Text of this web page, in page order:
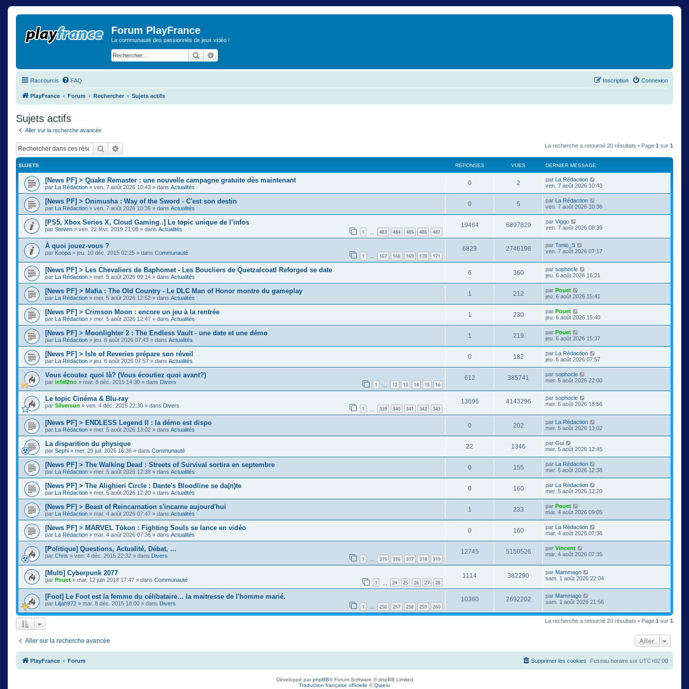
Forum PlayFrance
La communauté des passionnés de jeux vidéo !
Rechercher
Raccourcis FAQ Connexion
Inscription
PlayFrance Forum Rechercher Sujets actifs
Sujets actifs
Aller sur la recherche avancée
Rechercher La recherche a retourné 20 résultats • Page 1 sur 1
SUJETS RÉPONSES VUES DERNIER MESSAGE
[News PF] > Quake Remaster : une nouvelle campagne gratuite dès maintenant
par La Rédaction » ven. 7 août 2026 10:43 » dans Actualités
0 2 par La Rédaction
ven. 7 août 2026 10:43
[News PF] > Onimusha : Way of the Sword - C'est son destin
par La Rédaction » ven. 7 août 2026 10:36 » dans Actualités
0 5 par La Rédaction
ven. 7 août 2026 10:36
[PS5, Xbox Series X, Cloud Gaming..] Le topic unique de l’infos
par Steven » ven. 22 févr. 2019 21:08 » dans Actualités 1 483 484 485 486 487
19464 6897829 par Viggo
ven. 7 août 2026 08:39
À quoi jouez-vous ?
par Koopa » jeu. 10 déc. 2015 02:25 » dans Communauté 1 … 167 168 169 170 171
6829 2746198 par Tonio_S
ven. 7 août 2026 07:17
[News PF] > Les Chevaliers de Baphomet - Les Boucliers de Quetzalcoatl Reforged se date
par La Rédaction » mer. 5 août 2026 09:14 » dans Actualités
6 360 par sophocle
jeu. 6 août 2026 16:21
[News PF] > Mafia : The Old Country - Le DLC Man of Honor montre du gameplay
par La Rédaction » mer. 5 août 2026 12:52 » dans Actualités
1 212 par Pouet
jeu. 6 août 2026 15:41
[News PF] > Crimson Moon : encore un jeu à la rentrée
par La Rédaction » mer. 5 août 2026 12:47 » dans Actualités
1 230 par Pouet
jeu. 6 août 2026 15:40
[News PF] > Moonlighter 2 : The Endless Vault - une date et une démo
par La Rédaction » jeu. 6 août 2026 07:43 » dans Actualités
1 219 par Pouet
jeu. 6 août 2026 15:37
[News PF] > Isle of Reveries prépare son réveil
par La Rédaction » jeu. 6 août 2026 07:57 » dans Actualités
0 182 par La Rédaction
jeu. 6 août 2026 07:57
Vous écoutez quoi là? (Vous écoutiez quoi avant?)
par infel2no » mar. 8 déc. 2015 14:30 » dans Divers 1 12 13 14 15 16
612 385741 par sophocle
mer. 5 août 2026 22:00
Le topic Cinéma & Blu-ray
par Silversun » ven. 4 déc. 2015 22:30 » dans Divers 1 339 340 341 342 343
13696 4143296 par sophocle
mer. 5 août 2026 18:56
[News PF] > ENDLESS Legend II : la démo est dispo
par La Rédaction » mer. 5 août 2026 13:02 » dans Actualités
0 202 par La Rédaction
mer. 5 août 2026 13:02
La disparition du physique
par Sephi » mer. 29 juil. 2026 16:36 » dans Communauté
22 1346 par Gui
mer. 5 août 2026 12:45
[News PF] > The Walking Dead : Streets of Survival sortira en septembre
par La Rédaction » mer. 5 août 2026 12:38 » dans Actualités
0 155 par La Rédaction
mer. 5 août 2026 12:38
[News PF] > The Alighieri Circle : Dante's Bloodline se da(n)te
par La Rédaction » mer. 5 août 2026 12:20 » dans Actualités
0 160 par La Rédaction
mer. 5 août 2026 12:20
[News PF] > Beast of Reincarnation s'incarne aujourd'hui
par La Rédaction » mar. 4 août 2026 07:47 » dans Actualités
1 233 par Pouet
mar. 4 août 2026 09:05
[News PF] > MARVEL Tōkon : Fighting Souls se lance en vidéo
par La Rédaction » mar. 4 août 2026 07:36 » dans Actualités
0 160 par La Rédaction
mar. 4 août 2026 07:36
[Politique] Questions, Actualité, Débat, ...
par Chris » ven. 4 déc. 2015 22:32 » dans Divers 1 … 315 316 317 318 319
12745 5150526 par Vincent
mar. 4 août 2026 07:35
[Multi] Cyberpunk 2077
par Pouet » mar. 12 juin 2018 17:47 » dans Communauté 1 24 25 26 27 28
1114 382290 par Mammago
sam. 1 août 2026 22:04
[Foot] Le Foot est la femme du célibataire... la maitresse de l'homme marié.
par Liljah972 » mar. 8 déc. 2015 18:00 » dans Divers 1 … 256 257 258 259 260
10360 2692202 par Mammago
sam. 1 août 2026 21:56
La recherche a retourné 20 résultats • Page 1 sur 1
Aller sur la recherche avancée Aller
PlayFrance Forum Fuseau horaire sur UTC+02:00
Supprimer les cookies
Développé parphpBB® Forum Software © phpBB Limited
Traduction française officielle ©Qiaeru